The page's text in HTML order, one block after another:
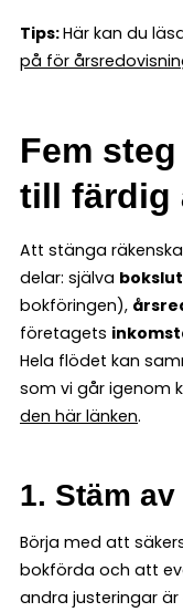
Tips:Här kan du
på för
Fem
till färdig
Att stänga
delar: själva
bokföringen),
företagets
Hela flödet kan
som vi går igenom
den här länken.
1. Stäm
Börja med att
bokförda och att
andra justeringar är